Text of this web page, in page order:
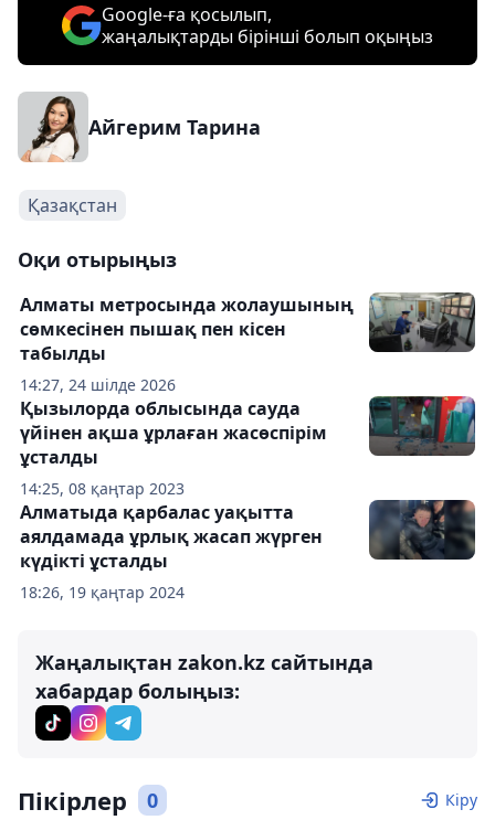
Google-ға қосылып,
жаңалықтарды бірінші болып оқыңыз
Айгерим Тарина
Қазақстан
Оқи отырыңыз
14:27, 24 шілде 2026
Алматы метросында жолаушының
сөмкесінен пышақ пен кісен
табылды
14:25, 08 қаңтар 2023
Қызылорда облысында сауда
үйінен ақша ұрлаған жасөспірім
ұсталды
18:26, 19 қаңтар 2024
Алматыда қарбалас уақытта
аялдамада ұрлық жасап жүрген
күдікті ұсталды
Жаңалықтан zakon.kz сайтында
хабардар болыңыз:
Пікірлер 0 Кіру